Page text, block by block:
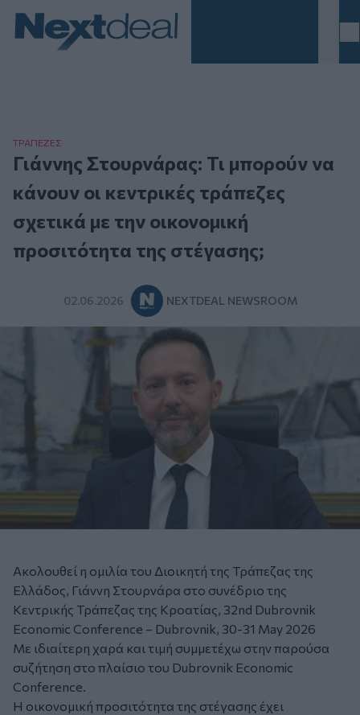
ΤΡAΠΕΖΕΣ
Γιάννης Στουρνάρας: Τι μπορούν να
κάνουν οι κεντρικές τράπεζες
σχετικά με την οικονομική
προσιτότητα της στέγασης;
02.06.2026 NEXTDEAL NEWSROOM
Ακολουθεί η ομιλία του Διοικητή της Τράπεζας της
Ελλάδος, Γιάννη Στουρνάρα στο συνέδριο της
Κεντρικής Τράπεζας της Κροατίας, 32nd Dubrovnik
Economic Conference – Dubrovnik, 30-31 May 2026
Με ιδιαίτερη χαρά και τιμή συμμετέχω στην παρούσα
συζήτηση στο πλαίσιο του Dubrovnik Economic
Conference.
Η οικονομική προσιτότητα της στέγασης έχει